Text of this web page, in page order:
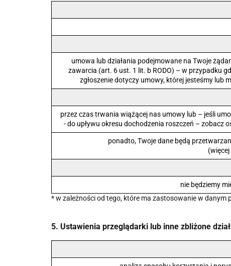
umowa lub działania podejmowane na Twoje
zawarcia (art. 6 ust. 1 lit. b RODO) – w przypadku
zgłoszenie dotyczy umowy, której jesteśmy lub
przez czas trwania wiążącej nas umowy lub – jeśli
- do upływu okresu dochodzenia roszczeń – zobacz
ponadto, Twoje dane będą
nie będziemy
* w zależności od tego, które ma zastosowanie w danym
5. Ustawienia przeglądarki lub inne zbliżone